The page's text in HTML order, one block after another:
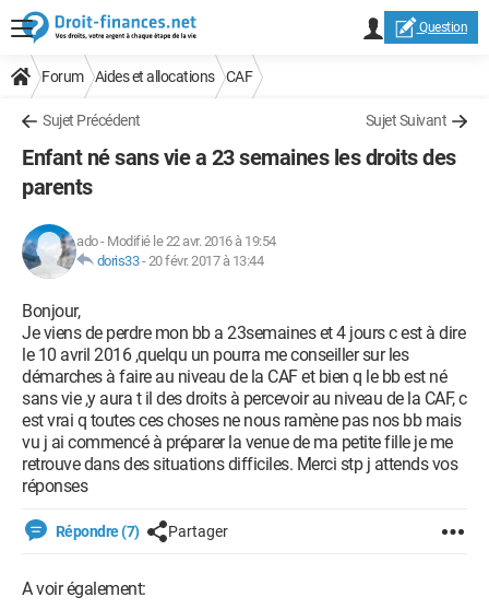
Question
Forum Aides et allocations CAF
Sujet Précédent Sujet Suivant
Enfant né sans vie a 23 semaines les droits des
parents
ado- Modifié le 22 avr. 2016 à 19:54
doris33-20 févr. 2017 à 13:44
Bonjour,
Je viens de perdre mon bb a 23semaines et 4 jours c est à dire
le 10 avril 2016 ,quelqu un pourra me conseiller sur les
démarches à faire au niveau de la CAF et bien q le bb est né
sans vie ,y aura t il des droits à percevoir au niveau de la CAF, c
est vrai q toutes ces choses ne nous ramène pas nos bb mais
vu j ai commencé à préparer la venue de ma petite fille je me
retrouve dans des situations difficiles. Merci stp j attends vos
réponses
Répondre (7) Partager
A voir également: